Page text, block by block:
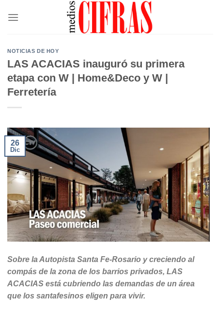
NOTICIAS DE HOY
LAS ACACIAS inauguró su primera
etapa con W | Home&Deco y W |
Ferretería
26
Dic
Sobre la Autopista Santa Fe-Rosario y creciendo al
compás de la zona de los barrios privados, LAS
ACACIAS está cubriendo las demandas de un área
que los santafesinos eligen para vivir.